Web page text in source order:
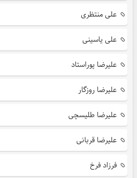
علی منتظری
علی یاسینی
علیرضا پوراستاد
علیرضا روزگار
علیرضا طلیسچی
علیرضا قربانی
فرزاد فرخ